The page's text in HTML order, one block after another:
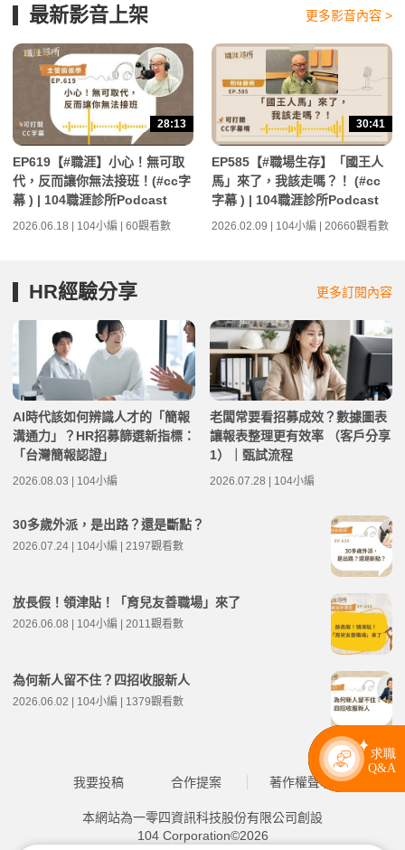
最新影音上架 更多影音內容 >
28:13
EP619【#職涯】小心！無可取
代，反而讓你無法接班！(#cc字
幕 ) | 104職涯診所Podcast
2026.06.18 | 104小編 | 60觀看數
30:41
EP585【#職場生存】「國王人
馬」來了，我該走嗎？！ (#cc
字幕 ) | 104職涯診所Podcast
2026.02.09 | 104小編 | 20660觀看數
HR經驗分享 更多訂閱內容
AI時代該如何辨識人才的「簡報
溝通力」？HR招募篩選新指標：
「台灣簡報認證」
2026.08.03 | 104小編
老闆常要看招募成效？數據圖表
讓報表整理更有效率 （客戶分享
1）｜甄試流程
2026.07.28 | 104小編
30多歲外派，是出路？還是斷點？
2026.07.24 | 104小編 | 2197觀看數
放長假！領津貼！「育兒友善職場」來了
2026.06.08 | 104小編 | 2011觀看數
為何新人留不住？四招收服新人
2026.06.02 | 104小編 | 1379觀看數
我要投稿 合作提案 著作權聲明
本網站為一零四資訊科技股份有限公司創設
104 Corporation©2026